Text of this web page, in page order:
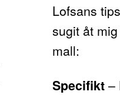
Lofsans
sugit åt
mall:
Specifikt–